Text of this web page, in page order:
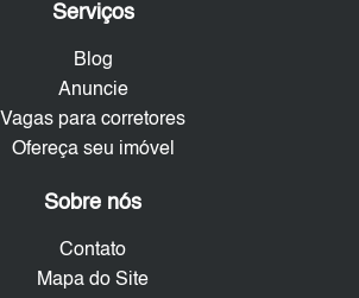
Serviços
Blog
Anuncie
Vagas para corretores
Ofereça seu imóvel
Sobre nós
Contato
Mapa do Site